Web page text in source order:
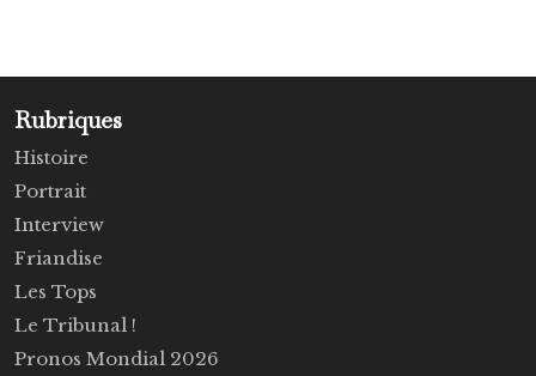
Rubriques
Histoire
Portrait
Interview
Friandise
Les Tops
Le Tribunal !
Pronos Mondial 2026